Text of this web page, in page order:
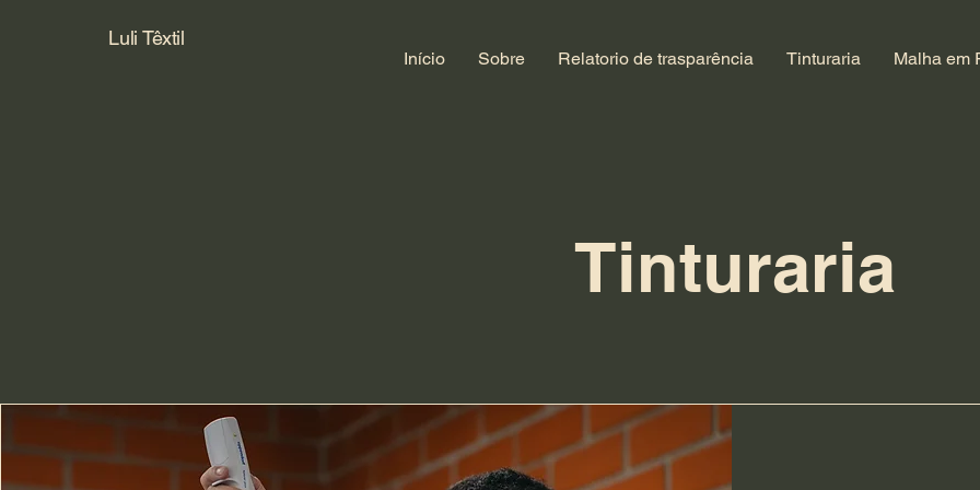
Luli Têxtil
Início Sobre Relatorio de trasparência Tinturaria Malha em
Tinturaria